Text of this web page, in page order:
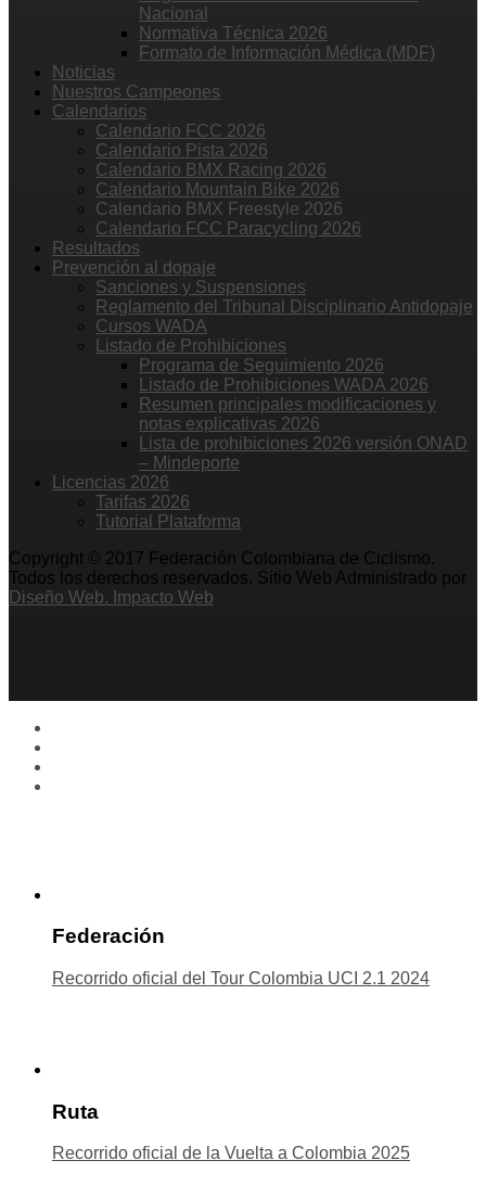
Nacional
Normativa Técnica 2026
Formato de Información Médica (MDF)
Noticias
Nuestros Campeones
Calendarios
Calendario FCC 2026
Calendario Pista 2026
Calendario BMX Racing 2026
Calendario Mountain Bike 2026
Calendario BMX Freestyle 2026
Calendario FCC Paracycling 2026
Resultados
Prevención al dopaje
Sanciones y Suspensiones
Reglamento del Tribunal Disciplinario Antidopaje
Cursos WADA
Listado de Prohibiciones
Programa de Seguimiento 2026
Listado de Prohibiciones WADA 2026
Resumen principales modificaciones y
notas explicativas 2026
Lista de prohibiciones 2026 versión ONAD
– Mindeporte
Licencias 2026
Tarifas 2026
Tutorial Plataforma
Copyright © 2017 Federación Colombiana de Ciclismo.
Todos los derechos reservados. Sitio Web Administrado por
Diseño Web. Impacto Web
Federación
Recorrido oficial del Tour Colombia UCI 2.1 2024
Ruta
Recorrido oficial de la Vuelta a Colombia 2025